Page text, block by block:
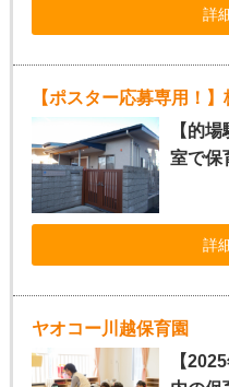
詳
【的
室で保
詳
ヤオコー川越保育園
【